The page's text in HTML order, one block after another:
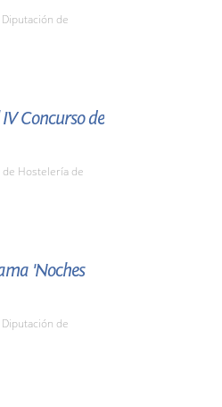
Diputación de
Concurso de
de Hostelería de
'Noches
Diputación de